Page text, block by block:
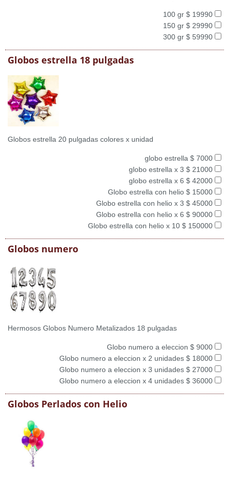
100 gr $ 19990
150 gr $ 29990
300 gr $ 59990
Globos estrella 18 pulgadas
Globos estrella 20 pulgadas colores x unidad
globo estrella $ 7000
globo estrella x 3 $ 21000
globo estrella x 6 $ 42000
Globo estrella con helio $ 15000
Globo estrella con helio x 3 $ 45000
Globo estrella con helio x 6 $ 90000
Globo estrella con helio x 10 $ 150000
Globos numero
Hermosos Globos Numero Metalizados 18 pulgadas
Globo numero a eleccion $ 9000
Globo numero a eleccion x 2 unidades $ 18000
Globo numero a eleccion x 3 unidades $ 27000
Globo numero a eleccion x 4 unidades $ 36000
Globos Perlados con Helio